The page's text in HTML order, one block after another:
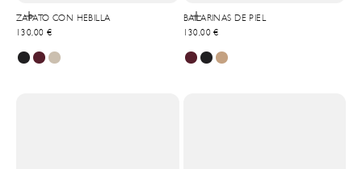
Elige opciones
ZAPATO CON HEBILLA
Precio de oferta
130,00 €
Elige opciones
BAILARINAS DE PIEL
Precio de oferta
130,00 €